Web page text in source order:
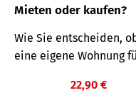
Mieten oder kaufen?
Wie Sie entscheiden,
eine eigene Wohnung
22,90 €